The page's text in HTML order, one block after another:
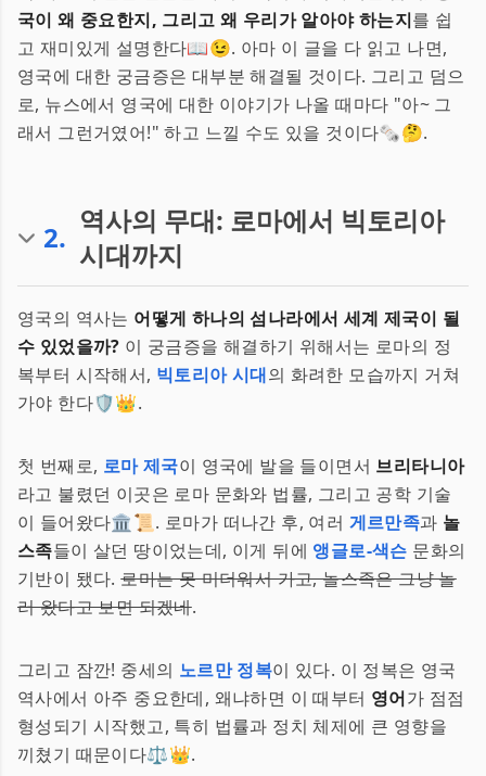
국이 왜 중요한지, 그리고 왜 우리가 알아야 하는지를 쉽
고 재미있게 설명한다📖😉. 아마 이 글을 다 읽고 나면,
영국에 대한 궁금증은 대부분 해결될 것이다. 그리고 덤으
로, 뉴스에서 영국에 대한 이야기가 나올 때마다 "아~ 그
래서 그런거였어!" 하고 느낄 수도 있을 것이다🗞️🤔.
2. 역사의 무대: 로마에서 빅토리아
시대까지
영국의 역사는 어떻게 하나의 섬나라에서 세계 제국이 될
수 있었을까? 이 궁금증을 해결하기 위해서는 로마의 정
복부터 시작해서, 빅토리아 시대의 화려한 모습까지 거쳐
가야 한다🛡️👑.
첫 번째로, 로마 제국이 영국에 발을 들이면서 브리타니아
라고 불렸던 이곳은 로마 문화와 법률, 그리고 공학 기술
이 들어왔다🏛️📜. 로마가 떠나간 후, 여러 게르만족과 놀
스족들이 살던 땅이었는데, 이게 뒤에 앵글로-색슨 문화의
기반이 됐다.로마는 못 미더워서 가고, 놀스족은 그냥 놀
러 왔다고 보면 되겠네.
그리고 잠깐! 중세의 노르만 정복이 있다. 이 정복은 영국
역사에서 아주 중요한데, 왜냐하면 이 때부터 영어가 점점
형성되기 시작했고, 특히 법률과 정치 체제에 큰 영향을
끼쳤기 때문이다⚖️👑.